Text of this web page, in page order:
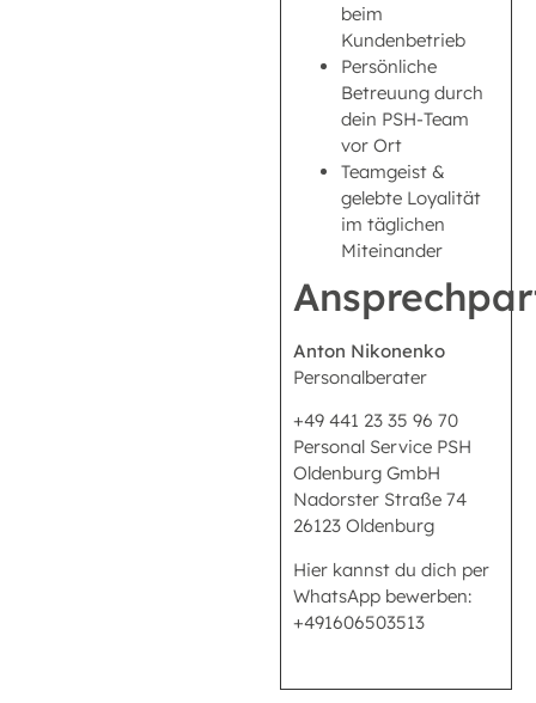
beim
Kundenbetrieb
Persönliche
Betreuung durch
dein PSH-Team
vor Ort
Teamgeist &
gelebte Loyalität
im täglichen
Miteinander
Anton Nikonenko
Personalberater
+49 441 23 35 96 70
Personal Service PSH
Oldenburg GmbH
Nadorster Straße 74
26123 Oldenburg
Hier kannst du dich per
WhatsApp bewerben:
+491606503513